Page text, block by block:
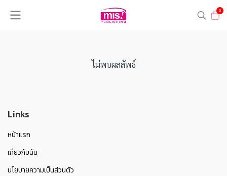
0
ไม่พบผลลัพธ์
Links
หน้าแรก
เกี่ยวกับฉัน
นโยบายความเป็นส่วนตัว